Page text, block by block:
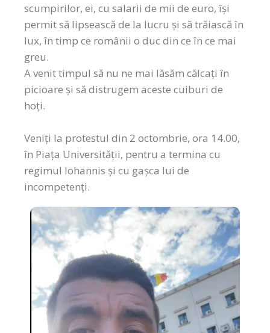
scumpirilor, ei, cu salarii de mii de euro, își
permit să lipsească de la lucru și să trăiască în
lux, în timp ce românii o duc din ce în ce mai
greu.
A venit timpul să nu ne mai lăsăm călcați în
picioare și să distrugem aceste cuiburi de
hoți.
Veniți la protestul din 2 octombrie, ora 14.00,
în Piața Universității, pentru a termina cu
regimul Iohannis și cu gașca lui de
incompetenți.